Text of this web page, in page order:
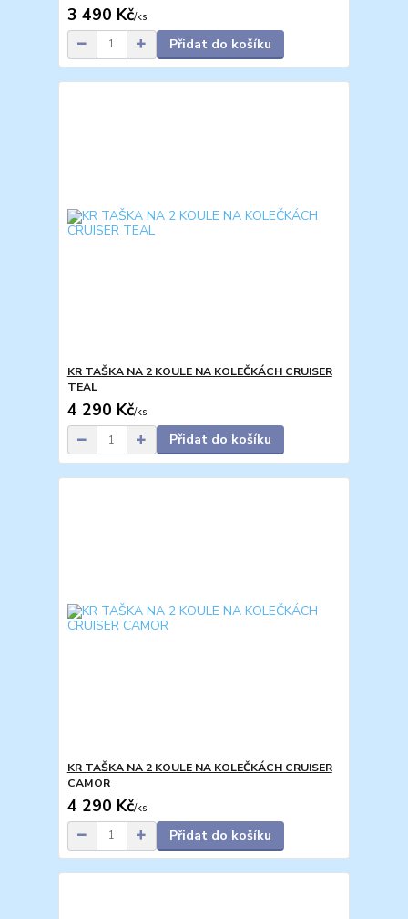
3 490 Kč/ks
Přidat do košíku
KR TAŠKA NA 2 KOULE NA KOLEČKÁCH CRUISER
TEAL
4 290 Kč/ks
Přidat do košíku
KR TAŠKA NA 2 KOULE NA KOLEČKÁCH CRUISER
CAMOR
4 290 Kč/ks
Přidat do košíku